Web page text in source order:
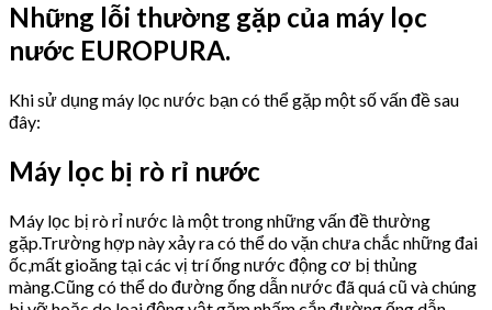
Những lỗi thường gặp của máy lọc
nước EUROPURA.
Khi sử dụng máy lọc nước bạn có thể gặp một số vấn đề sau
đây:
Máy lọc bị rò rỉ nước
Máy lọc bị rò rỉ nước là một trong những vấn đề thường
gặp.Trường hợp này xảy ra có thể do vặn chưa chắc những đai
ốc,mất gioăng tại các vị trí ống nước động cơ bị thủng
màng.Cũng có thể do đường ống dẫn nước đã quá cũ và chúng